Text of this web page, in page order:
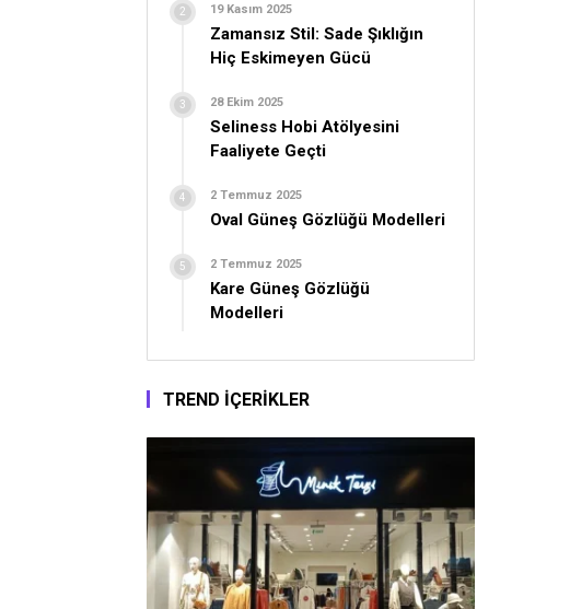
19 Kasım 2025
Zamansız Stil: Sade Şıklığın
Hiç Eskimeyen Gücü
28 Ekim 2025
Seliness Hobi Atölyesini
Faaliyete Geçti
2 Temmuz 2025
Oval Güneş Gözlüğü Modelleri
2 Temmuz 2025
Kare Güneş Gözlüğü
Modelleri
TREND İÇERİKLER